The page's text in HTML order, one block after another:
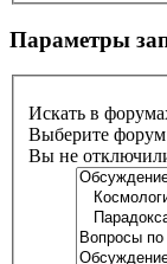
Параметры
Искать в
Выберите форум
Вы не